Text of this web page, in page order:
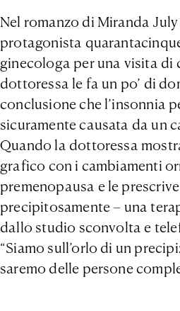
Nel romanzo di Miranda
protagonista
ginecologa per una visita di
dottoressa le fa un po’ di
conclusione che l’insonnia
sicuramente causata da un
Quando la dottoressa
grafico con i cambiamenti
premenopausa e le
precipitosamente – una
dallo studio sconvolta e
“Siamo sull’orlo di un
saremo delle persone